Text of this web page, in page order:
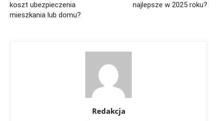
koszt ubezpieczenia
mieszkania lub domu?
najlepsze w 2025 roku?
Redakcja